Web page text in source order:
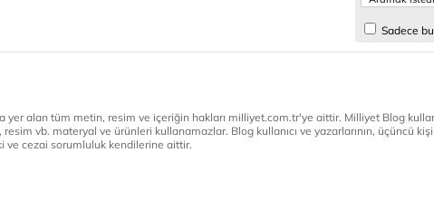
Sadece
yer alan tüm metin, resim ve içeriğin hakları milliyet.com.tr'ye aittir. Milliyet Blog
vb. materyal ve ürünleri kullanamazlar. Blog kullanıcı ve yazarlarının, üçüncü
ve cezai sorumluluk kendilerine aittir.